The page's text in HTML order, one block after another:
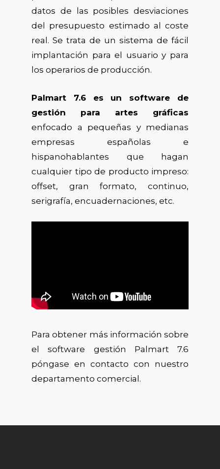
datos de las posibles desviaciones
del presupuesto estimado al coste
real. Se trata de un sistema de fácil
implantación para el usuario y para
los operarios de producción.
Palmart 7.6 es un software de
gestión para artes gráficas
enfocado a pequeñas y medianas
empresas españolas e
hispanohablantes que hagan
cualquier tipo de producto impreso:
offset, gran formato, continuo,
serigrafía, encuadernaciones, etc.
Para obtener más información sobre
el software gestión Palmart 7.6
póngase en contacto con nuestro
departamento comercial.